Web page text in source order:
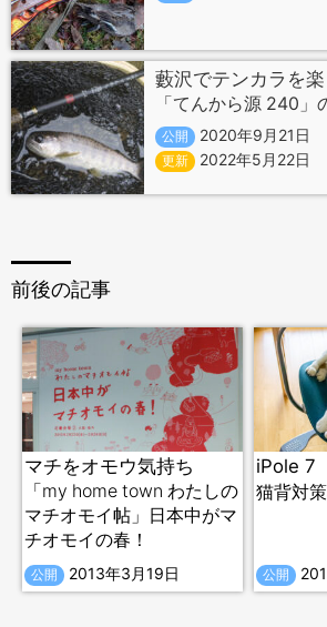
藪沢でテンカラを
「てんから源 240」
公開 2020年9月21日
更新 2022年5月22日
前後の記事
マチをオモウ気持ち
「my home town わたしの
マチオモイ帖」日本中がマ
チオモイの春！
公開 2013年3月19日
iPole 7
猫背対
公開